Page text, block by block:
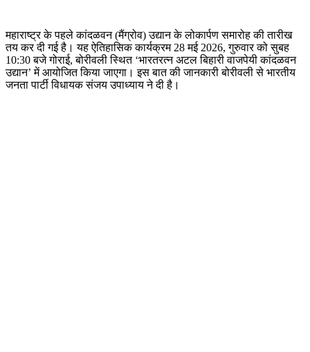
महाराष्ट्र के पहले कांदळवन (मैंग्रोव) उद्यान के लोकार्पण समारोह की तारीख
तय कर दी गई है। यह ऐतिहासिक कार्यक्रम 28 मई 2026, गुरुवार को सुबह
10:30 बजे गोराई, बोरीवली स्थित ‘भारतरत्न अटल बिहारी वाजपेयी कांदळवन
उद्यान’ में आयोजित किया जाएगा। इस बात की जानकारी बोरीवली से भारतीय
जनता पार्टी विधायक संजय उपाध्याय ने दी है।